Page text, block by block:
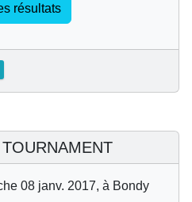
résultats
08 janv. 2017, à Bondy